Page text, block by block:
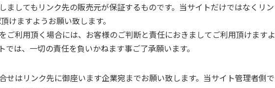
ましてもリンク先の販売元が保証するものです。当サイトだけではなくリン
けますようお願い致します。
ご利用頂く場合には、お客様のご判断と責任におきましてご利用頂けますよ
では、一切の責任を負いかねます事ご了承願います。
せはリンク先に御座います企業宛までお願い致します。当サイト管理者側で